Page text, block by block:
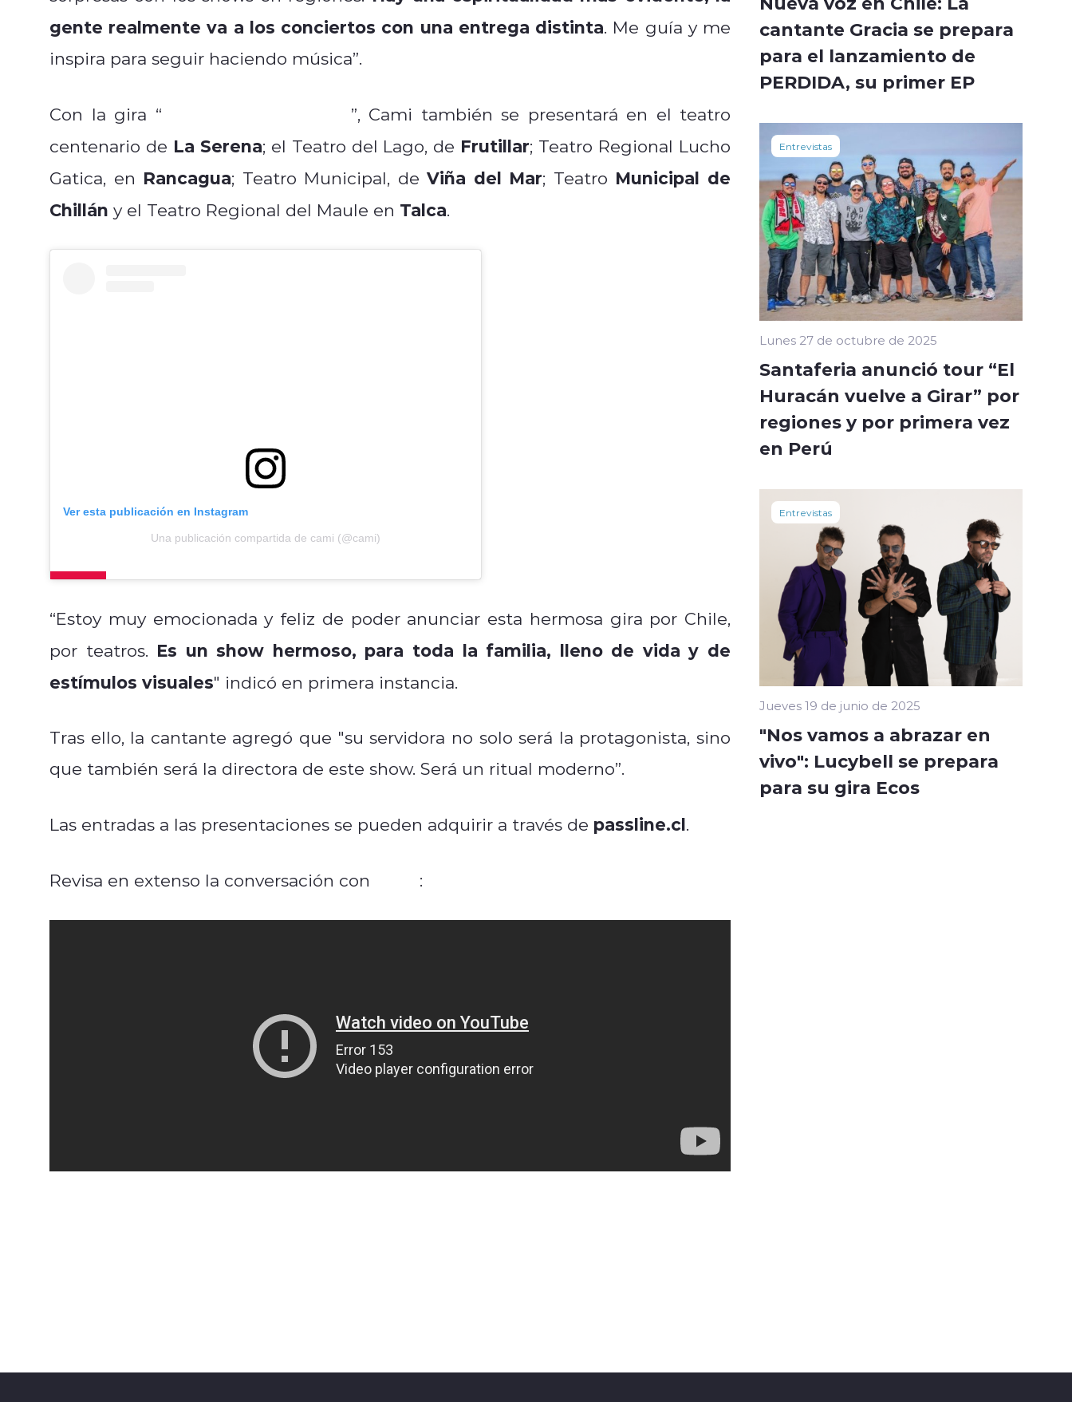
gente realmente va a los conciertos con una entrega distinta. Me guía y me
inspira para seguir haciendo música”.
Con la gira “
”, Cami también se presentará en el teatro
centenario de La Serena; el Teatro del Lago, de Frutillar; Teatro Regional Lucho
Gatica, en Rancagua; Teatro Municipal, deViña del Mar; Teatro Municipal de
Chillán y el Teatro Regional del Maule en Talca.
Ver esta publicación en Instagram
Una publicación compartida de cami (@cami)
“Estoy muy emocionada y feliz de poder anunciar esta hermosa gira por Chile,
por teatros. Es un show hermoso, para toda la familia, lleno de vida y de
estímulos visuales" indicó en primera instancia.
Tras ello, la cantante agregó que "su servidora no solo será la protagonista, sino
que también será la directora de este show. Será un ritual moderno”.
Las entradas a las presentaciones se pueden adquirir a través de passline.cl.
Revisa en extenso la conversación con :
cantante Gracia se prepara
para el lanzamiento de
PERDIDA, su primer EP
Entrevistas
Lunes 27 de octubre de 2025
Santaferia anunció tour “El
Huracán vuelve a Girar” por
regiones y por primera vez
en Perú
Entrevistas
Jueves 19 de junio de 2025
"Nos vamos a abrazar en
vivo": Lucybell se prepara
para su gira Ecos